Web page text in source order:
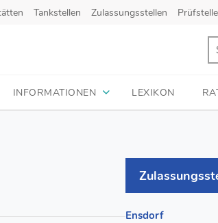
Tankstellen Zulassungsstellen
INFORMATIONEN LEXIKON
Ensdorf